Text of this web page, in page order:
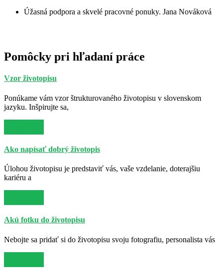
Úžasná podpora a skvelé pracovné ponuky. Jana Nováková
Pomôcky pri hľadaní práce
Vzor životopisu
Ponúkame vám vzor štrukturovaného životopisu v slovenskom
jazyku. Inšpirujte sa,
Ako napísať dobrý životopis
Úlohou životopisu je predstaviť vás, vaše vzdelanie, doterajšiu
kariéru a
Akú fotku do životopisu
Nebojte sa pridať si do životopisu svoju fotografiu, personalista vás